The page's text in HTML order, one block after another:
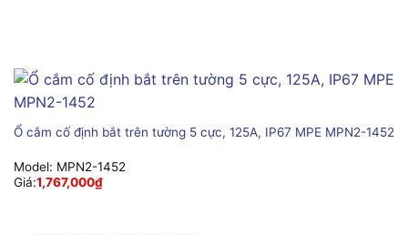
Ổ cắm cố định bắt trên tường 5 cực, 125A, IP67 MPE MPN2-1452
Model: MPN2-1452
Giá:1,767,000₫